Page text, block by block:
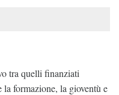
tra quelli finanziati
la formazione, la gioventù e